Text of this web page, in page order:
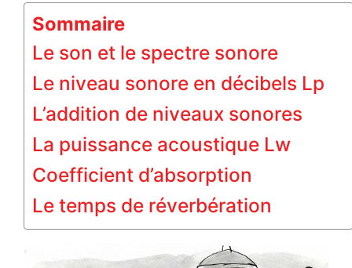
Sommaire
Le son et le spectre sonore
Le niveau sonore en décibels Lp
L’addition de niveaux sonores
La puissance acoustique Lw
Coefficient d’absorption
Le temps de réverbération